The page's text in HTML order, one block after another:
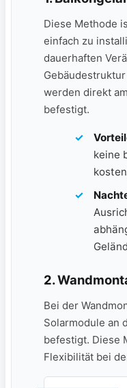
Diese Methode
einfach⁣ zu
dauerhaften
werden direkt
⁢befestigt.
keine
2.
Bei der
Solarmodule⁤ an
befestigt. Diese
Flexibilität bei